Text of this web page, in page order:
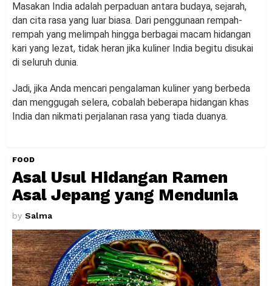
Masakan India adalah perpaduan antara budaya, sejarah,
dan cita rasa yang luar biasa. Dari penggunaan rempah-
rempah yang melimpah hingga berbagai macam hidangan
kari yang lezat, tidak heran jika kuliner India begitu disukai
di seluruh dunia.
Jadi, jika Anda mencari pengalaman kuliner yang berbeda
dan menggugah selera, cobalah beberapa hidangan khas
India dan nikmati perjalanan rasa yang tiada duanya.
FOOD
Asal Usul Hidangan Ramen
Asal Jepang yang Mendunia
by Salma